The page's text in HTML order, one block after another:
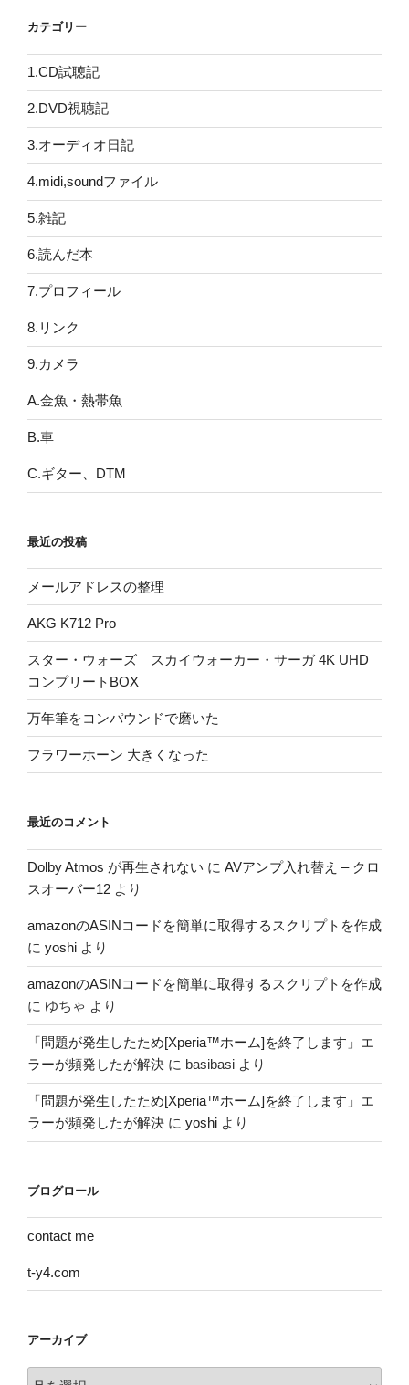
カテゴリー
1.CD試聴記
2.DVD視聴記
3.オーディオ日記
4.midi,soundファイル
5.雑記
6.読んだ本
7.プロフィール
8.リンク
9.カメラ
A.金魚・熱帯魚
B.車
C.ギター、DTM
最近の投稿
メールアドレスの整理
AKG K712 Pro
スター・ウォーズ スカイウォーカー・サーガ 4K UHD
コンプリートBOX
万年筆をコンパウンドで磨いた
フラワーホーン 大きくなった
最近のコメント
Dolby Atmos が再生されない に AVアンプ入れ替え – クロ
スオーバー12 より
amazonのASINコードを簡単に取得するスクリプトを作成
に yoshi より
amazonのASINコードを簡単に取得するスクリプトを作成
に ゆちゃ より
「問題が発生したため[Xperia™ホーム]を終了します」エ
ラーが頻発したが解決 に basibasi より
「問題が発生したため[Xperia™ホーム]を終了します」エ
ラーが頻発したが解決 に yoshi より
ブログロール
contact me
t-y4.com
アーカイブ